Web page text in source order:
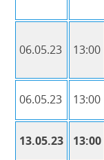
06.05.23 13:00
06.05.23 13:00
13.05.23 13:00